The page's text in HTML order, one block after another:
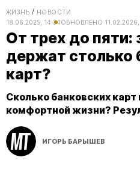
ЖИЗНЬ
НОВОСТИ
18.06.2025, 14:34ОБНОВЛЕНО 11.02.2026,
От трех до пяти:
держат столько
карт?
Сколько банковских
комфортной жизни?
ИГОРЬ БАРЫШЕВ